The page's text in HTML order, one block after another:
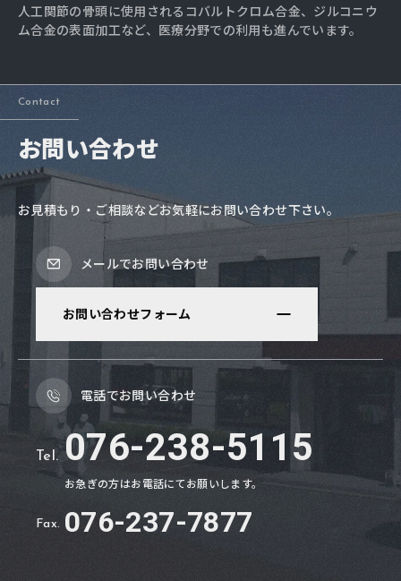
人工関節の骨頭に使用されるコバルトクロム合金、ジルコニウ
ム合金の表面加工など、医療分野での利用も進んでいます。
Contact
お問い合わせ
お見積もり・ご相談などお気軽にお問い合わせ下さい。
メールでお問い合わせ
お問い合わせフォーム
電話でお問い合わせ
Tel. 076-238-5115
お急ぎの方はお電話にてお願いします。
Fax. 076-237-7877